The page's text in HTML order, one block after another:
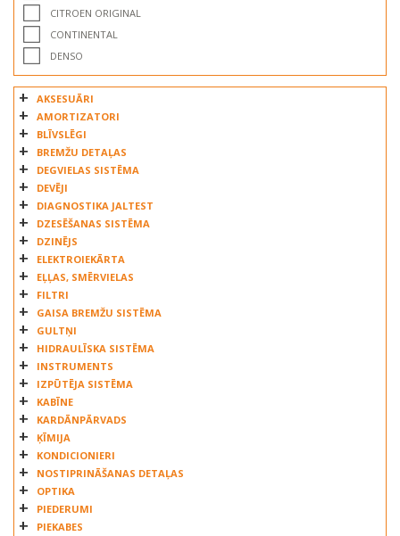
CITROEN ORIGINAL
CONTINENTAL
DENSO
DIESEL SERVICE FTUH PAWEŁ PROTASIUK
ENISEY
FAST
FEBI
FORD
GATES
HANS PRIES
HELLA
HONDA
HYUNDAI
IMPERGOM
INA
IVECO
JEEP
KIA ORIGINAL
LAND ROVER
MAHLE
MANN HUMMEL
MERCEDES
AKSESUĀRI
AMORTIZATORI
BLĪVSLĒGI
BREMŽU DETAĻAS
DEGVIELAS SISTĒMA
DEVĒJI
DIAGNOSTIKA JALTEST
DZESĒŠANAS SISTĒMA
DZINĒJS
ELEKTROIEKĀRTA
EĻĻAS, SMĒRVIELAS
FILTRI
GAISA BREMŽU SISTĒMA
GULTŅI
HIDRAULĪSKA SISTĒMA
INSTRUMENTS
IZPŪTĒJA SISTĒMA
KABĪNE
KARDĀNPĀRVADS
ĶĪMIJA
KONDICIONIERI
NOSTIPRINĀŠANAS DETAĻAS
OPTIKA
PIEDERUMI
PIEKABES